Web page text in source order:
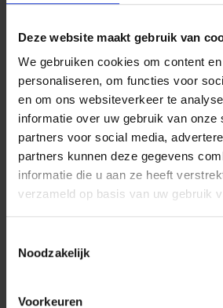
Deze website maakt gebruik van
We gebruiken cookies om content
personaliseren, om functies voor
en om ons websiteverkeer te
informatie over uw gebruik van onze
partners voor social media,
partners kunnen deze gegevens
informatie die u aan ze heeft
verzameld op basis van uw gebruik
Noodzakelijk
Voorkeuren
apparatuur optimaal te
projecten zullen beoordeeld
onafhankelijke jury van
Koning Boudewijnstichting.
het project wordt 700 000 euro
Met de resterende 300 000
organisaties helpen om
(buiten)schoolse begeleiding
Actief burgerschap